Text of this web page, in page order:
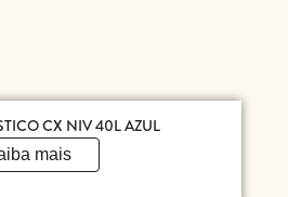
CX NIV 40L AZUL
mais